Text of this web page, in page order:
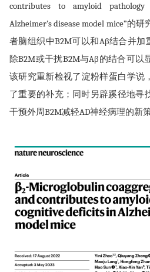
contributes to amyloid
Alzheimer’s disease model mice”的
者脑组织中B2M可以和Aβ结合并
除B2M或干扰B2M与Aβ的结合可以
该研究重新检视了淀粉样蛋白学说
了重要的补充；同时另辟蹊径地寻
干预外周B2M减轻AD神经病理的新